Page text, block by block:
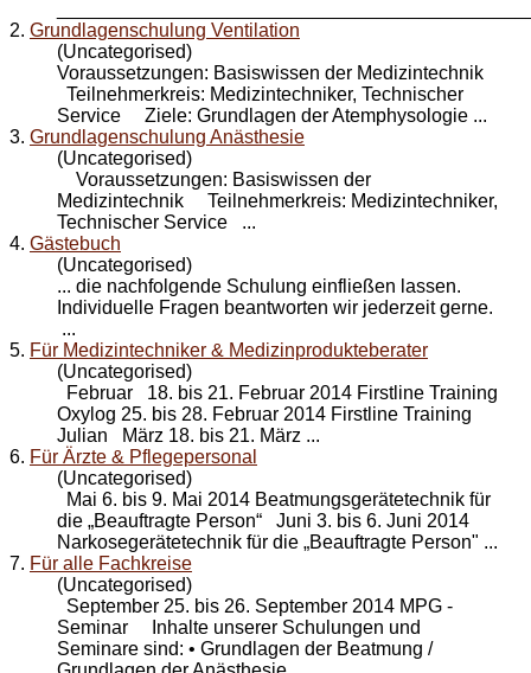
2. Grundlagenschulung Ventilation
(Uncategorised)
Voraussetzungen: Basiswissen der Medizintechnik
Teilnehmerkreis: Medizintechniker, Technischer
Service Ziele: Grundlagen der Atemphysologie ...
3. Grundlagenschulung Anästhesie
(Uncategorised)
Voraussetzungen: Basiswissen der
Medizintechnik Teilnehmerkreis: Medizintechniker,
Technischer Service ...
4. Gästebuch
(Uncategorised)
... die nachfolgende Schulung einfließen lassen.
Individuelle Fragen beantworten wir jederzeit gerne.
...
5. Für Medizintechniker & Medizinprodukteberater
(Uncategorised)
Februar 18. bis 21. Februar 2014 Firstline Training
Oxylog 25. bis 28. Februar 2014 Firstline Training
Julian März 18. bis 21. März ...
6. Für Ärzte & Pflegepersonal
(Uncategorised)
Mai 6. bis 9. Mai 2014 Beatmungsgerätetechnik für
die „Beauftragte Person“ Juni 3. bis 6. Juni 2014
Narkosegerätetechnik für die „Beauftragte Person" ...
7. Für alle Fachkreise
(Uncategorised)
September 25. bis 26. September 2014 MPG -
Seminar Inhalte unserer Schulungen und
Seminare sind: • Grundlagen der Beatmung /